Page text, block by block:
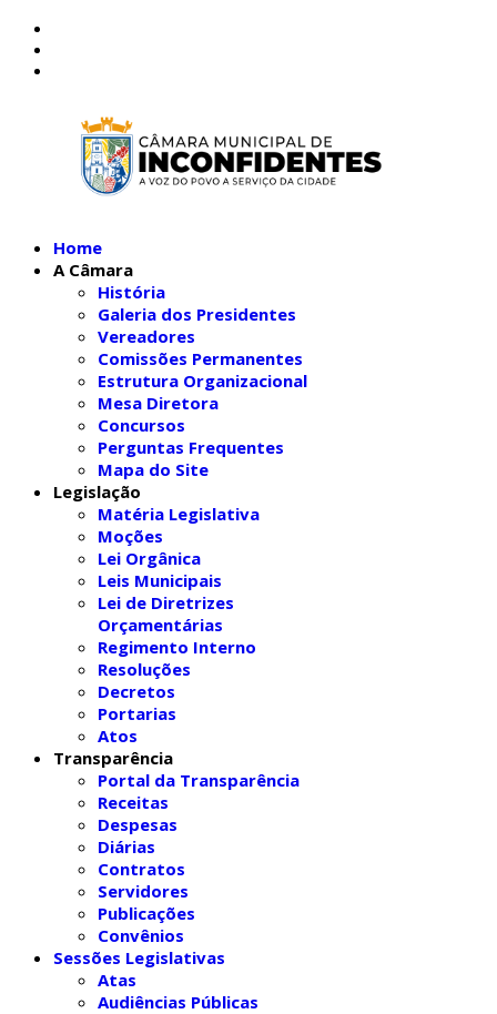
Home
A Câmara
História
Galeria dos Presidentes
Vereadores
Comissões Permanentes
Estrutura Organizacional
Mesa Diretora
Concursos
Perguntas Frequentes
Mapa do Site
Legislação
Matéria Legislativa
Moções
Lei Orgânica
Leis Municipais
Lei de Diretrizes
Orçamentárias
Regimento Interno
Resoluções
Decretos
Portarias
Atos
Transparência
Portal da Transparência
Receitas
Despesas
Diárias
Contratos
Servidores
Publicações
Convênios
Sessões Legislativas
Atas
Audiências Públicas